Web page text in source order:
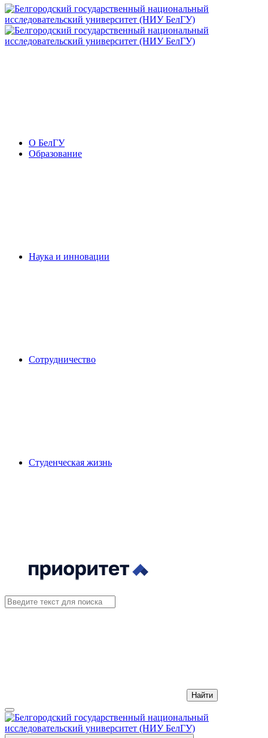
О БелГУ
Образование
Наука и инновации
Сотрудничество
Студенческая жизнь
Найти